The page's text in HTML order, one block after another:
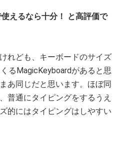
えるなら十分！ と高評価で
れども、キーボードのサイズ
るMagicKeyboardがあると思
あ同じだと思います。ほぼ同
普通にタイピングをするうえ
的にはタイピングはしやすい